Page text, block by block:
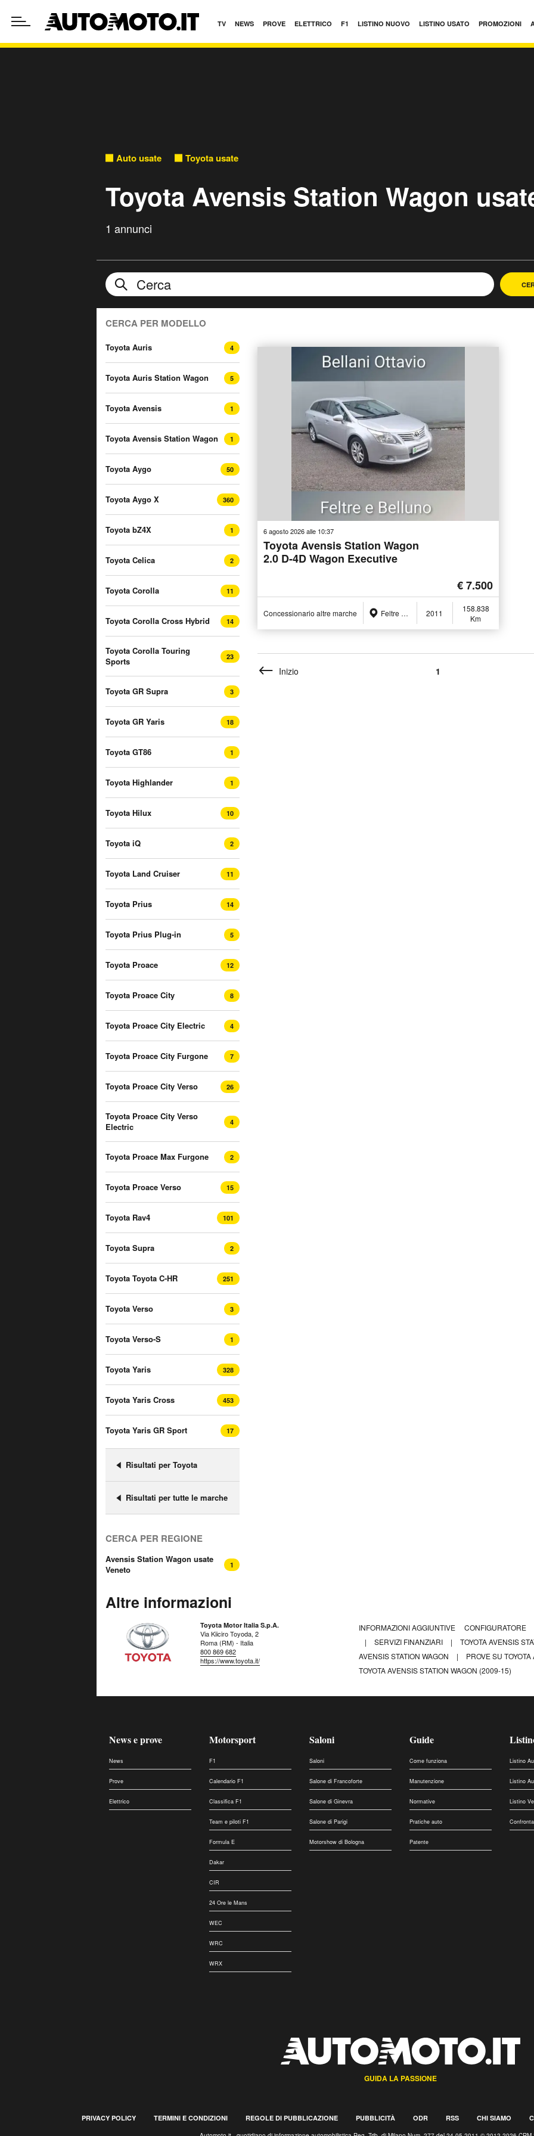
TV NEWS PROVE ELETTRICO F1 LISTINO NUOVO LISTINO USATO PROMOZIONI
Auto usate Toyota usate
Toyota Avensis Station Wagon
1 annunci
CERCA PER MODELLO
Toyota Auris 4
Toyota Auris Station Wagon 5
Toyota Avensis 1
Toyota Avensis Station Wagon 1
Toyota Aygo 50
Toyota Aygo X 360
Toyota bZ4X 1
Toyota Celica 2
Toyota Corolla 11
Toyota Corolla Cross Hybrid 14
Toyota Corolla Touring
Sports
23
Toyota GR Supra 3
Toyota GR Yaris 18
Toyota GT86 1
Toyota Highlander 1
Toyota Hilux 10
Toyota iQ 2
Toyota Land Cruiser 11
Toyota Prius 14
Toyota Prius Plug-in 5
Toyota Proace 12
Toyota Proace City 8
Toyota Proace City Electric 4
Toyota Proace City Furgone 7
Toyota Proace City Verso 26
Toyota Proace City Verso
Electric
4
Toyota Proace Max Furgone 2
Toyota Proace Verso 15
Toyota Rav4 101
Toyota Supra 2
Toyota Toyota C-HR 251
Toyota Verso 3
Toyota Verso-S 1
Toyota Yaris 328
Toyota Yaris Cross 453
Toyota Yaris GR Sport 17
Risultati per Toyota
Risultati per tutte le marche
CERCA PER REGIONE
Avensis Station Wagon usate
Veneto
1
6 agosto 2026 alle 10:37
Toyota Avensis Station Wagon
2.0 D-4D Wagon Executive
€ 7.500
Concessionario altre marche Feltre (BL) 2011
158.838
Km
Inizio 1
Altre informazioni
Toyota Motor Italia S.p.A.
Via Kiiciro Toyoda, 2
Roma (RM) - Italia
800 869 682
https://www.toyota.it/
INFORMAZIONI AGGIUNTIVE CONFIGURATORE
|
SERVIZI FINANZIARI |
TOYOTA AVENSIS
AVENSIS STATION WAGON
|
PROVE SU
TOYOTA AVENSIS STATION WAGON (2009-15)
News e prove
News
Prove
Elettrico
Motorsport
F1
Calendario F1
Classifica F1
Team e piloti F1
Formula E
Dakar
CIR
24 Ore le Mans
WEC
WRC
WRX
Saloni
Saloni
Salone di Francoforte
Salone di Ginevra
Salone di Parigi
Motorshow di Bologna
Guide
Come funziona
Manutenzione
Normative
Pratiche auto
Patente
Listino
Listino
Listino
GUIDA LA PASSIONE
PRIVACY POLICY TERMINI E CONDIZIONI REGOLE DI PUBBLICAZIONE PUBBLICITÀ ODR RSS CHI SIAMO